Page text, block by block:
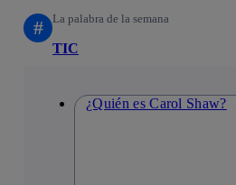
# La palabra de la semana
TIC
¿Quién es Carol Shaw?